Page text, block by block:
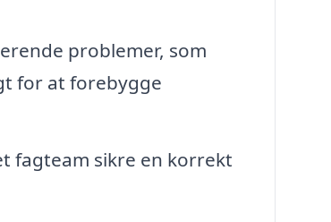
problemer, som
for at forebygge
fagteam sikre en korrekt